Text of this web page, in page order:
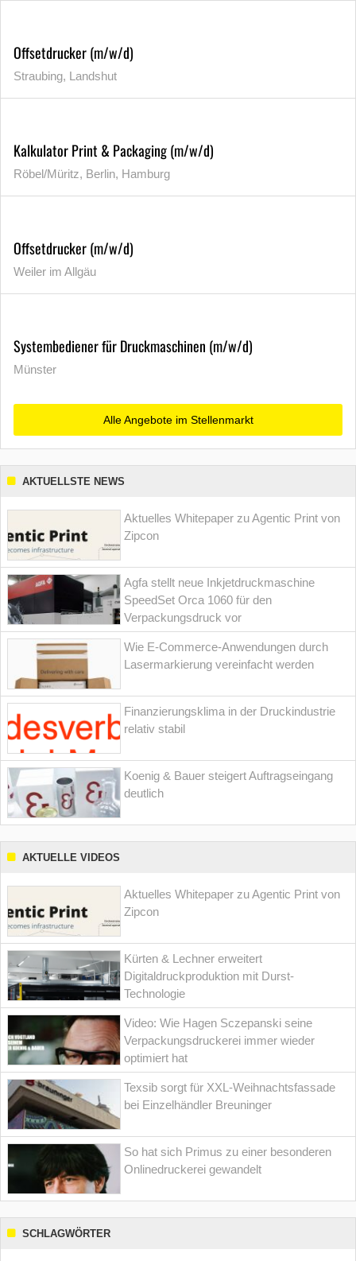
Offsetdrucker (m/w/d)
Straubing, Landshut
Kalkulator Print & Packaging (m/w/d)
Röbel/Müritz, Berlin, Hamburg
Offsetdrucker (m/w/d)
Weiler im Allgäu
Systembediener für Druckmaschinen (m/w/d)
Münster
Alle Angebote im Stellenmarkt
AKTUELLSTE NEWS
Aktuelles Whitepaper zu Agentic Print von
Zipcon
Agfa stellt neue Inkjetdruckmaschine
SpeedSet Orca 1060 für den
Verpackungsdruck vor
Wie E-Commerce-Anwendungen durch
Lasermarkierung vereinfacht werden
Finanzierungsklima in der Druckindustrie
relativ stabil
Koenig & Bauer steigert Auftragseingang
deutlich
AKTUELLE VIDEOS
Aktuelles Whitepaper zu Agentic Print von
Zipcon
Kürten & Lechner erweitert
Digitaldruckproduktion mit Durst-
Technologie
Video: Wie Hagen Sczepanski seine
Verpackungsdruckerei immer wieder
optimiert hat
Texsib sorgt für XXL-Weihnachtsfassade
bei Einzelhändler Breuninger
So hat sich Primus zu einer besonderen
Onlinedruckerei gewandelt
SCHLAGWÖRTER